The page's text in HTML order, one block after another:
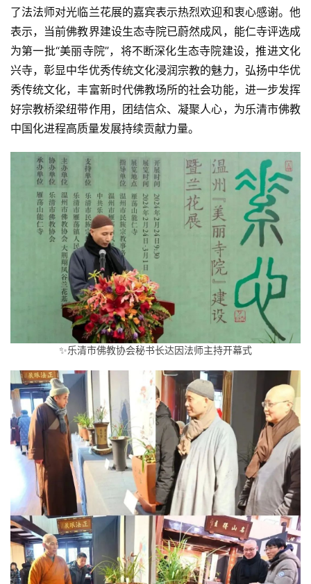
专
题
公
益
慈
善
视
纪
录
佛
教
艺
术
政
策
法
登录 注册
了法法师对光临兰花展的嘉宾表示热烈欢迎和衷心感谢。他
表示，当前佛教界建设生态寺院已蔚然成风，能仁寺评选成
为第一批“美丽寺院”，将不断深化生态寺院建设，推进文化
兴寺，彰显中华优秀传统文化浸润宗教的魅力，弘扬中华优
秀传统文化，丰富新时代佛教场所的社会功能，进一步发挥
好宗教桥梁纽带作用，团结信众、凝聚人心，为乐清市佛教
中国化进程高质量发展持续贡献力量。
✨乐清市佛教协会秘书长达因法师主持开幕式